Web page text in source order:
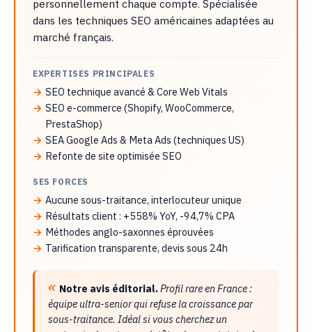
personnellement chaque compte. Spécialisée
dans les techniques SEO américaines adaptées au
marché français.
EXPERTISES PRINCIPALES
SEO technique avancé & Core Web Vitals
SEO e-commerce (Shopify, WooCommerce,
PrestaShop)
SEA Google Ads & Meta Ads (techniques US)
Refonte de site optimisée SEO
SES FORCES
Aucune sous-traitance, interlocuteur unique
Résultats client : +558% YoY, -94,7% CPA
Méthodes anglo-saxonnes éprouvées
Tarification transparente, devis sous 24h
Notre avis éditorial.Profil rare en France :
équipe ultra-senior qui refuse la croissance par
sous-traitance. Idéal si vous cherchez un